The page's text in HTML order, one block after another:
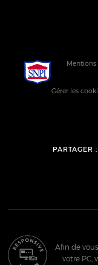
Mentions
Gérer les
PARTAGER :
Afin de
votre PC,